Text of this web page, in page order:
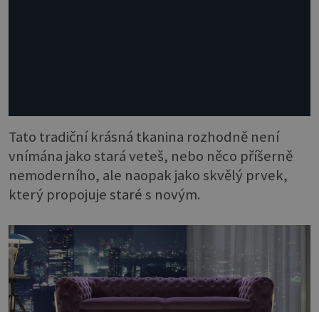
Tato tradiční krásná tkanina rozhodně není
vnímána jako stará veteš, nebo něco příšerně
nemoderního, ale naopak jako skvělý prvek,
který propojuje staré s novým.